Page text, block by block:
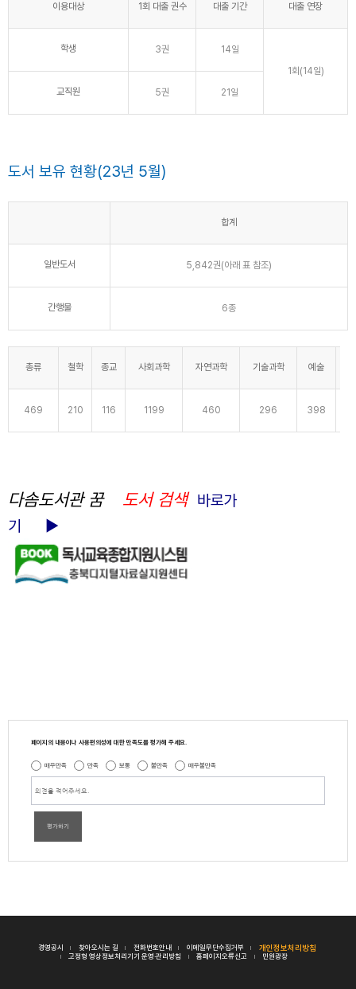
이용대상 1회 대출 권수 대출 기간 대출 연장
학생 3권
14일
1회(14일)
교직원
5권 21일
도서 보유 현황(23년 5월)
합계
일반도서 5,842권(아래 표 참조)
간행물 6종
총류 철학 종교 사회과학 자연과학 기술과학 예술
469 210 116 1199 460 296 398
다솜도서관 꿈도서 검색 바로가
기 ►
페이지의 내용이나 사용편의성에 대한 만족도를 평가해 주세요.
매우만족 만족 보통 불만족 매우불만족
평가하기
경영공시 찾아오시는 길 전화번호안내 이메일무단수집거부 개인정보처리방침
고정형 영상정보처리기기 운영·관리방침 홈페이지오류신고 민원광장